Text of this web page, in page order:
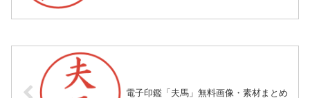
電子印鑑「夫馬」無料画像・素材まとめ